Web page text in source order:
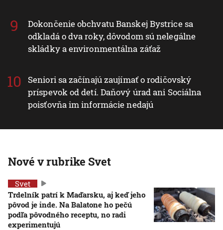
Dokončenie obchvatu Banskej Bystrice sa
odkladá o dva roky, dôvodom sú nelegálne
skládky a environmentálna záťaž
Seniori sa začínajú zaujímať o rodičovský
príspevok od detí. Daňový úrad ani Sociálna
poisťovňa im informácie nedajú
Nové v rubrike Svet
Svet
Trdelník patrí k Maďarsku, aj keď jeho
pôvod je inde. Na Balatone ho pečú
podľa pôvodného receptu, no radi
experimentujú